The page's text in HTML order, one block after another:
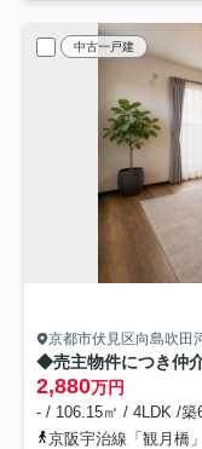
中古一戸建
京都市伏見区向島吹田
2,880万円
- / 106.15㎡ / 4LDK /築
京阪宇治線「観月橋